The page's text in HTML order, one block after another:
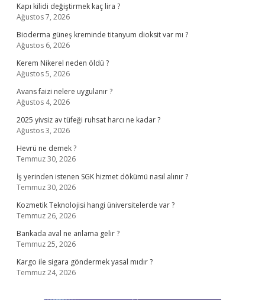
Kapı kilidi değiştirmek kaç lira ?
Ağustos 7, 2026
Bioderma güneş kreminde titanyum dioksit var mı ?
Ağustos 6, 2026
Kerem Nikerel neden öldü ?
Ağustos 5, 2026
Avans faizi nelere uygulanır ?
Ağustos 4, 2026
2025 yivsiz av tüfeği ruhsat harcı ne kadar ?
Ağustos 3, 2026
Hevrü ne demek ?
Temmuz 30, 2026
İş yerinden istenen SGK hizmet dökümü nasıl alınır ?
Temmuz 30, 2026
Kozmetik Teknolojisi hangi üniversitelerde var ?
Temmuz 26, 2026
Bankada aval ne anlama gelir ?
Temmuz 25, 2026
Kargo ile sigara göndermek yasal mıdır ?
Temmuz 24, 2026